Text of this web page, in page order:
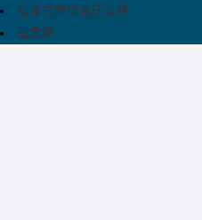
悬浮式单体液压支柱
福美钠